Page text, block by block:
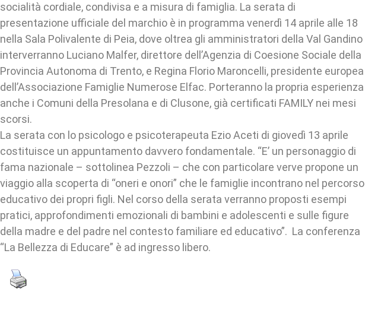
socialità cordiale, condivisa e a misura di famiglia. La serata di
presentazione ufficiale del marchio è in programma venerdì 14 aprile alle 18
nella Sala Polivalente di Peia, dove oltrea gli amministratori della Val Gandino
interverranno Luciano Malfer, direttore dell’Agenzia di Coesione Sociale della
Provincia Autonoma di Trento, e Regina Florio Maroncelli, presidente europea
dell’Associazione Famiglie Numerose Elfac. Porteranno la propria esperienza
anche i Comuni della Presolana e di Clusone, già certificati FAMILY nei mesi
scorsi.
La serata con lo psicologo e psicoterapeuta Ezio Aceti di giovedì 13 aprile
costituisce un appuntamento davvero fondamentale. “E’ un personaggio di
fama nazionale – sottolinea Pezzoli – che con particolare verve propone un
viaggio alla scoperta di “oneri e onori” che le famiglie incontrano nel percorso
educativo dei propri figli. Nel corso della serata verranno proposti esempi
pratici, approfondimenti emozionali di bambini e adolescenti e sulle figure
della madre e del padre nel contesto familiare ed educativo”. La conferenza
“La Bellezza di Educare” è ad ingresso libero.